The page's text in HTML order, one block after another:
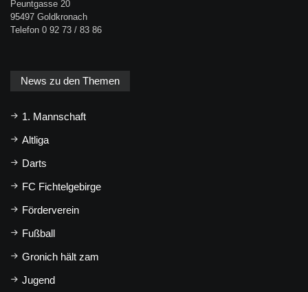
Peuntgasse 20
95497 Goldkronach
Telefon 0 92 73 / 83 86
News zu den Themen
1. Mannschaft
Altliga
Darts
FC Fichtelgebirge
Förderverein
Fußball
Gronich hält zam
Jugend